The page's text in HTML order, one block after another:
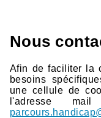
Nous
Afin de faciliter la
besoins
une cellule de
l'adresse